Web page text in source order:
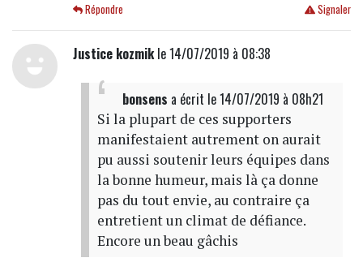
Signaler
Répondre
Justice kozmikle 14/07/2019 à 08:38
bonsens a écrit le 14/07/2019 à 08h21
Si la plupart de ces supporters
manifestaient autrement on aurait
pu aussi soutenir leurs équipes dans
la bonne humeur, mais là ça donne
pas du tout envie, au contraire ça
entretient un climat de défiance.
Encore un beau gâchis